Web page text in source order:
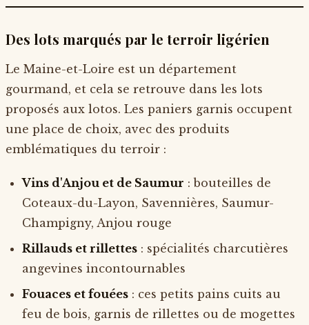
Des lots marqués par le terroir ligérien
Le Maine-et-Loire est un département
gourmand, et cela se retrouve dans les lots
proposés aux lotos. Les paniers garnis occupent
une place de choix, avec des produits
emblématiques du terroir :
Vins d'Anjou et de Saumur : bouteilles de
Coteaux-du-Layon, Savennières, Saumur-
Champigny, Anjou rouge
Rillauds et rillettes : spécialités charcutières
angevines incontournables
Fouaces et fouées : ces petits pains cuits au
feu de bois, garnis de rillettes ou de mogettes